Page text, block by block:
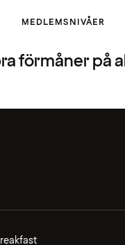
MEDLEMSNIVÅER
förmåner på